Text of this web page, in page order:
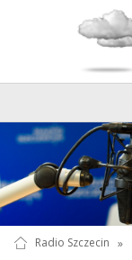
Radio Szczecin »